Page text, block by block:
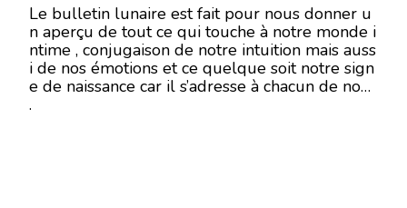
Le bulletin lunaire est fait pour nous donner u
n aperçu de tout ce qui touche à notre monde i
ntime , conjugaison de notre intuition mais auss
i de nos émotions et ce quelque soit notre sign
e de naissance car il s’adresse à chacun de nous
.